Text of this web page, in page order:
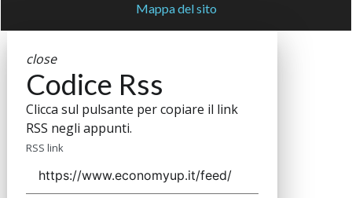
Mappa del sito
close
Codice Rss
Clicca sul pulsante per copiare il link
RSS negli appunti.
RSS link